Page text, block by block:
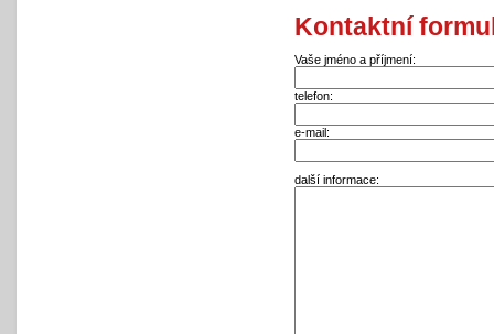
Kontaktní
Vaše jméno a příjmení:
telefon:
e-mail:
další informace: